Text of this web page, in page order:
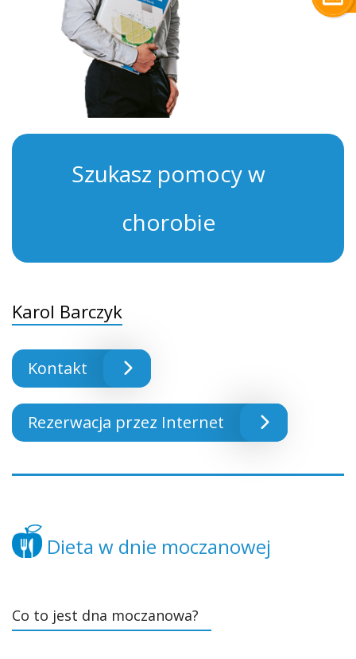
Szukasz pomocy w
chorobie
DNA MOCZANOWA?
Karol Barczyk
Kontakt
Rezerwacja przez Internet
Dieta w dnie moczanowej
Co to jest dna moczanowa?